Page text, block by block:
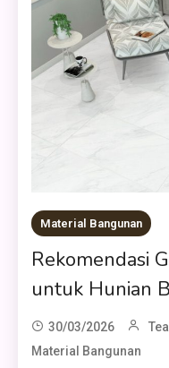
Material Bangunan
Rekomendasi
untuk Hunian
30/03/2026
Material Bangunan